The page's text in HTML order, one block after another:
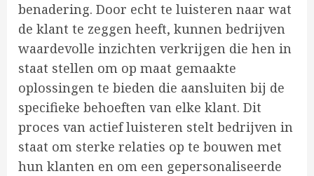
benadering. Door echt te luisteren naar wat
de klant te zeggen heeft, kunnen bedrijven
waardevolle inzichten verkrijgen die hen in
staat stellen om op maat gemaakte
oplossingen te bieden die aansluiten bij de
specifieke behoeften van elke klant. Dit
proces van actief luisteren stelt bedrijven in
staat om sterke relaties op te bouwen met
hun klanten en om een gepersonaliseerde